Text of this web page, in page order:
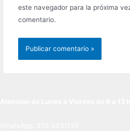
este navegador para la próxima
comentario.